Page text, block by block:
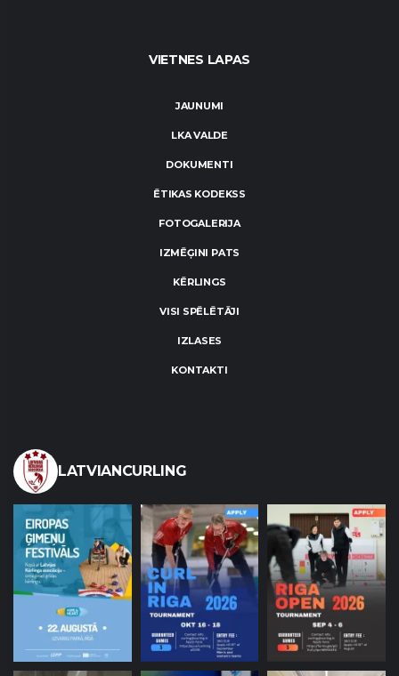
VIETNES LAPAS
JAUNUMI
LKA VALDE
DOKUMENTI
ĒTIKAS KODEKSS
FOTOGALERIJA
IZMĒĢINI PATS
KĒRLINGS
VISI SPĒLĒTĀJI
IZLASES
KONTAKTI
LATVIANCURLING